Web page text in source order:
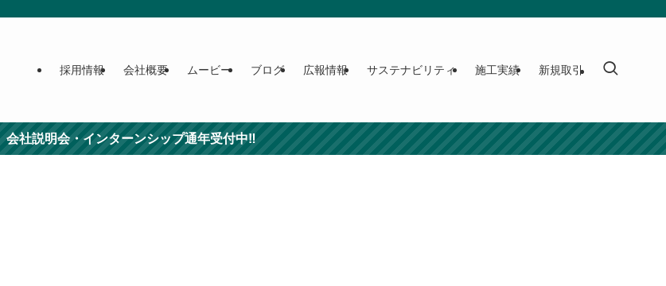
採用情報 会社概要 ムービー ブログ 広報情報 サステナビリティ 施工実績 新規取引
会社説明会・インターンシップ通年受付中‼